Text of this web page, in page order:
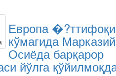
Европа �?ттифоқи
кўмагида Марказий
Осиёда барқарор
йўлга